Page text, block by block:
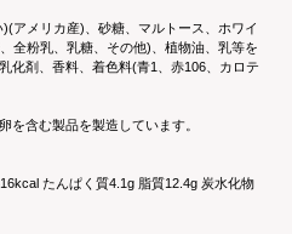
アメリカ産)、砂糖、マルトース、ホワイ
全粉乳、乳糖、その他)、植物油、乳等を
化剤、香料、着色料(青1、赤106、カロテ
を含む製品を製造しています。
たんぱく質4.1g 脂質12.4g 炭水化物